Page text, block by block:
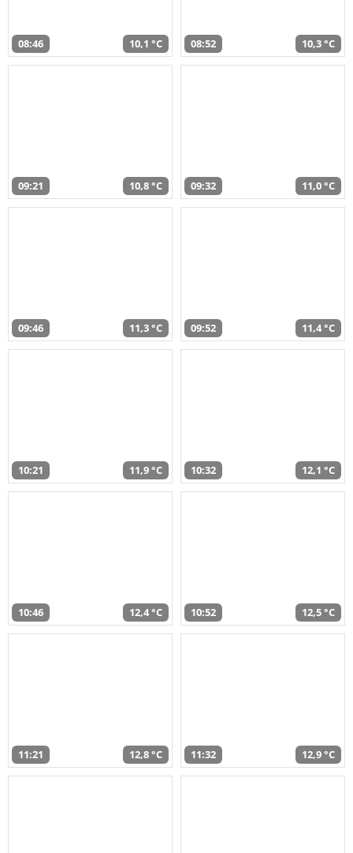
08:46 10,1 °C 08:52 10,3 °C
09:21 10,8 °C 09:32 11,0 °C
09:46 11,3 °C 09:52 11,4 °C
10:21 11,9 °C 10:32 12,1 °C
10:46 12,4 °C 10:52 12,5 °C
11:21 12,8 °C 11:32 12,9 °C